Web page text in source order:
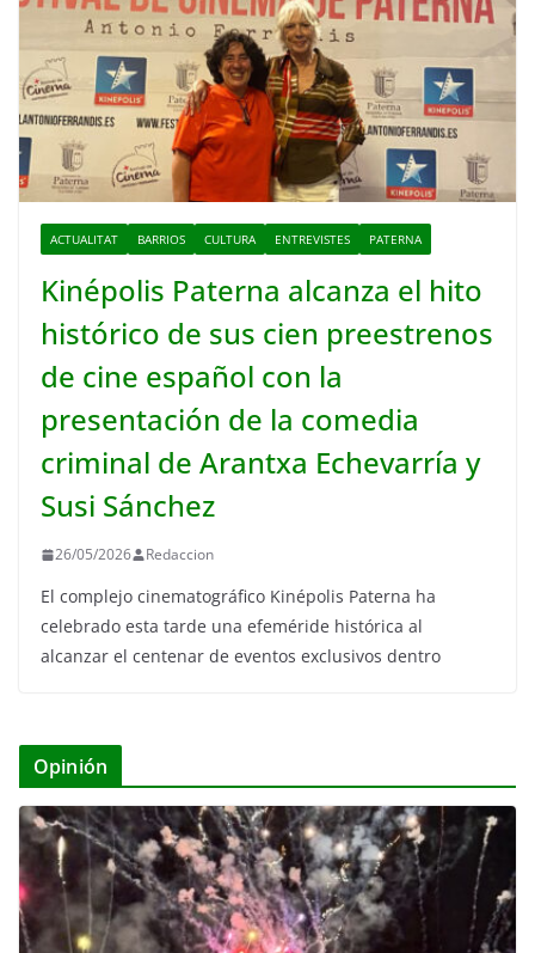
ACTUALITAT BARRIOS CULTURA ENTREVISTES PATERNA
Kinépolis Paterna alcanza el hito
histórico de sus cien preestrenos
de cine español con la
presentación de la comedia
criminal de Arantxa Echevarría y
Susi Sánchez
26/05/2026 Redaccion
El complejo cinematográfico Kinépolis Paterna ha
celebrado esta tarde una efeméride histórica al
alcanzar el centenar de eventos exclusivos dentro
Opinión